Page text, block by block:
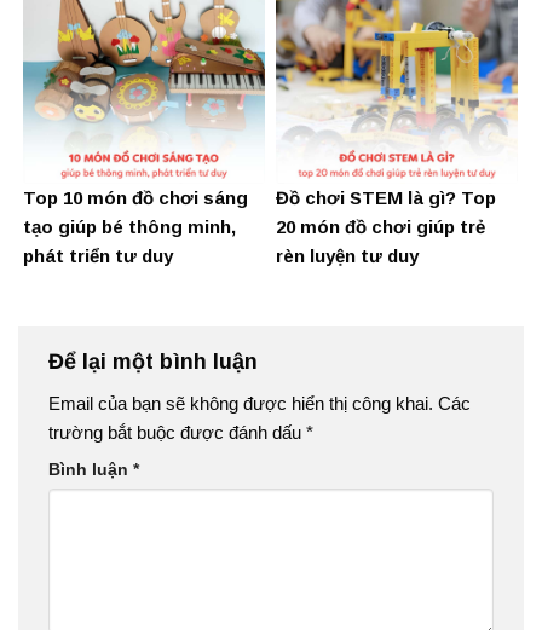
Top 10 món đồ chơi sáng
tạo giúp bé thông minh,
phát triển tư duy
Đồ chơi STEM là gì? Top
20 món đồ chơi giúp trẻ
rèn luyện tư duy
Để lại một bình luận
Email của bạn sẽ không được hiển thị công khai. Các
trường bắt buộc được đánh dấu *
Bình luận *